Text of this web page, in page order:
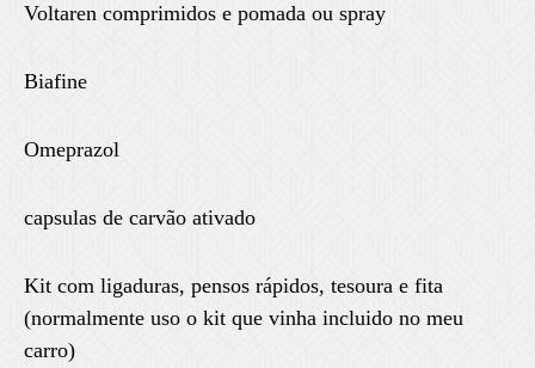
Voltaren comprimidos e pomada ou spray
Biafine
Omeprazol
capsulas de carvão ativado
Kit com ligaduras, pensos rápidos, tesoura e fita
(normalmente uso o kit que vinha incluido no meu
carro)